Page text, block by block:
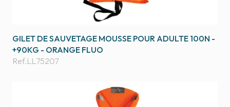
GILET DE SAUVETAGE MOUSSE POUR ADULTE 100N -
+90KG - ORANGE FLUO
Ref.LL75207